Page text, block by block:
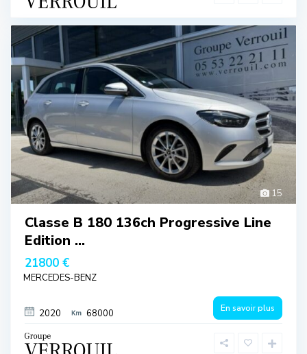
15
Classe B 180 136ch Progressive Line
Edition ...
21800 €
MERCEDES-BENZ
2020 68000 En savoir plus